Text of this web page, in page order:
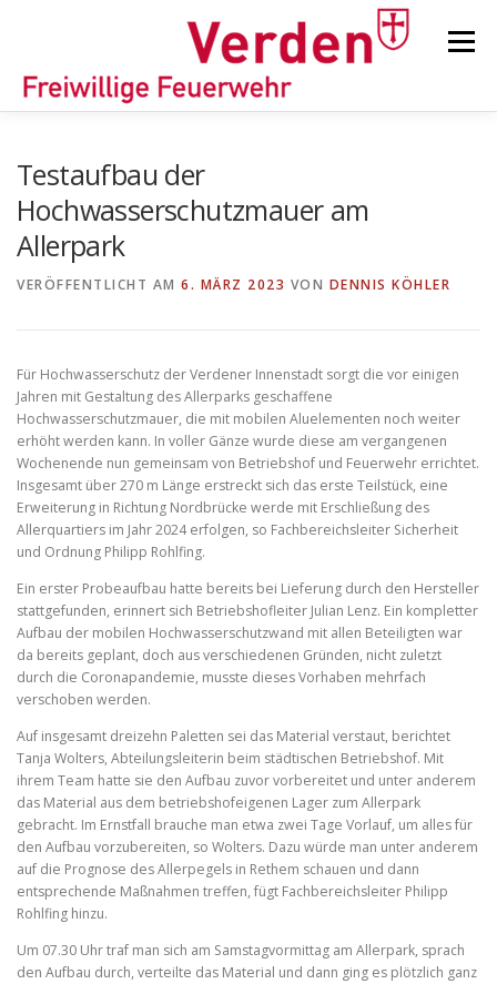
Menü
ORTSFEUERWEHREN
TIPPS/TRICKS
Testaufbau der
Hochwasserschutzmauer am
Allerpark
VERÖFFENTLICHT AM 6. MÄRZ 2023 VON DENNIS KÖHLER
Für Hochwasserschutz der Verdener Innenstadt sorgt die vor einigen
Jahren mit Gestaltung des Allerparks geschaffene
Hochwasserschutzmauer, die mit mobilen Aluelementen noch weiter
erhöht werden kann. In voller Gänze wurde diese am vergangenen
Wochenende nun gemeinsam von Betriebshof und Feuerwehr errichtet.
Insgesamt über 270 m Länge erstreckt sich das erste Teilstück, eine
Erweiterung in Richtung Nordbrücke werde mit Erschließung des
Allerquartiers im Jahr 2024 erfolgen, so Fachbereichsleiter Sicherheit
und Ordnung Philipp Rohlfing.
Ein erster Probeaufbau hatte bereits bei Lieferung durch den Hersteller
stattgefunden, erinnert sich Betriebshofleiter Julian Lenz. Ein kompletter
Aufbau der mobilen Hochwasserschutzwand mit allen Beteiligten war
da bereits geplant, doch aus verschiedenen Gründen, nicht zuletzt
durch die Coronapandemie, musste dieses Vorhaben mehrfach
verschoben werden.
Auf insgesamt dreizehn Paletten sei das Material verstaut, berichtet
Tanja Wolters, Abteilungsleiterin beim städtischen Betriebshof. Mit
ihrem Team hatte sie den Aufbau zuvor vorbereitet und unter anderem
das Material aus dem betriebshofeigenen Lager zum Allerpark
gebracht. Im Ernstfall brauche man etwa zwei Tage Vorlauf, um alles für
den Aufbau vorzubereiten, so Wolters. Dazu würde man unter anderem
auf die Prognose des Allerpegels in Rethem schauen und dann
entsprechende Maßnahmen treffen, fügt Fachbereichsleiter Philipp
Rohlfing hinzu.
Um 07.30 Uhr traf man sich am Samstagvormittag am Allerpark, sprach
den Aufbau durch, verteilte das Material und dann ging es plötzlich ganz